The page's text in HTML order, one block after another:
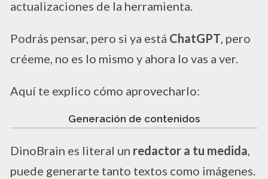
actualizaciones de la herramienta.
Podrás pensar, pero si ya está ChatGPT, pero
créeme, no es lo mismo y ahora lo vas a ver.
Aquí te explico cómo aprovecharlo:
Generación de contenidos
DinoBrain es literal un redactor a tu medida,
puede generarte tanto textos como imágenes.